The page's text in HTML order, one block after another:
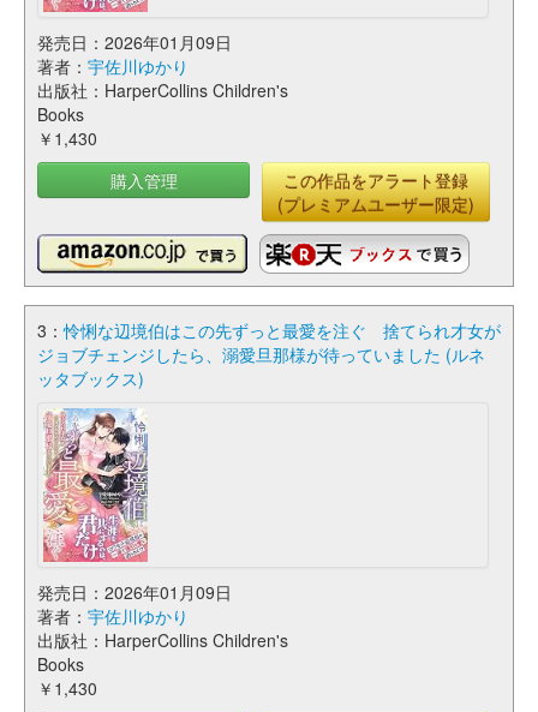
発売日：2026年01月09日
著者： 宇佐川ゆかり
出版社：HarperCollins Children's
Books
￥1,430
購入管理
この作品をアラート登録
(プレミアムユーザー限定)
3：怜悧な辺境伯はこの先ずっと最愛を注ぐ 捨てられ才女が
ジョブチェンジしたら、溺愛旦那様が待っていました (ルネ
ッタブックス)
発売日：2026年01月09日
著者： 宇佐川ゆかり
出版社：HarperCollins Children's
Books
￥1,430